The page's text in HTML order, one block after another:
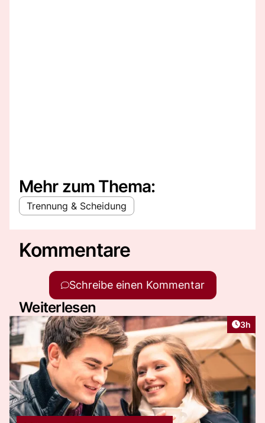
Mehr zum Thema:
Trennung & Scheidung
Kommentare
Schreibe einen Kommentar
Weiterlesen
3h